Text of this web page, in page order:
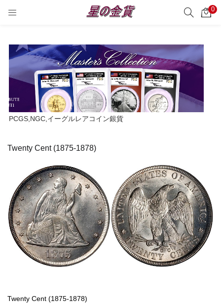
0
サーチ
PCGS,NGC,イーグルレアコイン銀貨
Twenty Cent (1875-1878)
Twenty Cent (1875-1878)
Enter your username and password to login.
Remember me